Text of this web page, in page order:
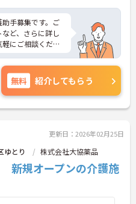
手募集です。ご
ど、さらに詳し
にご相談くださ
無料 紹介してもらう
更新日：2026年02月25日
ゆとり 株式会社大協薬品
新規オープンの介護施